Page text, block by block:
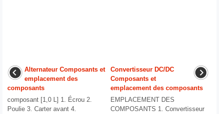
Alternateur Composants et
emplacement des
composants
composant [1,0 L] 1. Écrou 2.
Poulie 3. Carter avant 4.
Convertisseur DC/DC
Composants et
emplacement des composants
EMPLACEMENT DES
COMPOSANTS 1. Convertisseur